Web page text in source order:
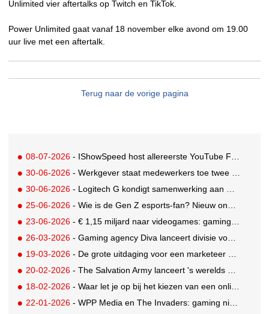
Unlimited vier aftertalks op Twitch en TikTok.
Power Unlimited gaat vanaf 18 november elke avond om 19.00
uur live met een aftertalk.
Terug naar de vorige pagina
08-07-2026 - IShowSpeed host allereerste YouTube FIFA Creator Cup
30-06-2026 - Werkgever staat medewerkers toe twee dagen betaald te gamen
30-06-2026 - Logitech G kondigt samenwerking aan met Call of Duty: Modern Warfare 4
25-06-2026 - Wie is de Gen Z esports-fan? Nieuw onderzoek brengt doelgroep in beeld
23-06-2026 - € 1,15 miljard naar videogames: gaming blijft entertainmentreus
26-03-2026 - Gaming agency Diva lanceert divisie voor creator en community-engagement
19-03-2026 - De grote uitdaging voor een marketeer als adverteren niet mogelijk is
20-02-2026 - The Salvation Army lanceert 's werelds eerste digitale kringloopwinkel op Roblox
18-02-2026 - Waar let je op bij het kiezen van een online casino in België?
22-01-2026 - WPP Media en The Invaders: gaming niet langer een mannenwereld